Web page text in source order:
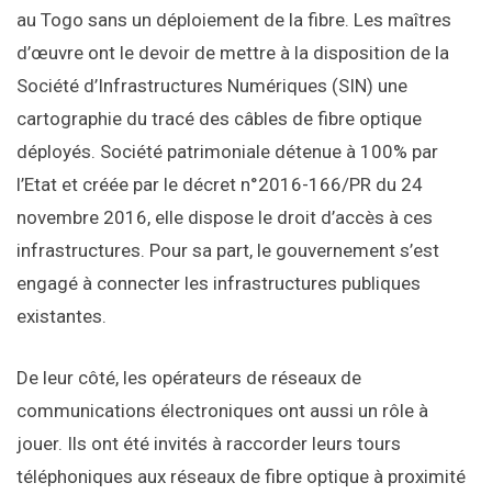
au Togo sans un déploiement de la fibre. Les maîtres
d’œuvre ont le devoir de mettre à la disposition de la
Société d’Infrastructures Numériques (SIN) une
cartographie du tracé des câbles de fibre optique
déployés. Société patrimoniale détenue à 100% par
l’Etat et créée par le décret n°2016-166/PR du 24
novembre 2016, elle dispose le droit d’accès à ces
infrastructures. Pour sa part, le gouvernement s’est
engagé à connecter les infrastructures publiques
existantes.
De leur côté, les opérateurs de réseaux de
communications électroniques ont aussi un rôle à
jouer. Ils ont été invités à raccorder leurs tours
téléphoniques aux réseaux de fibre optique à proximité